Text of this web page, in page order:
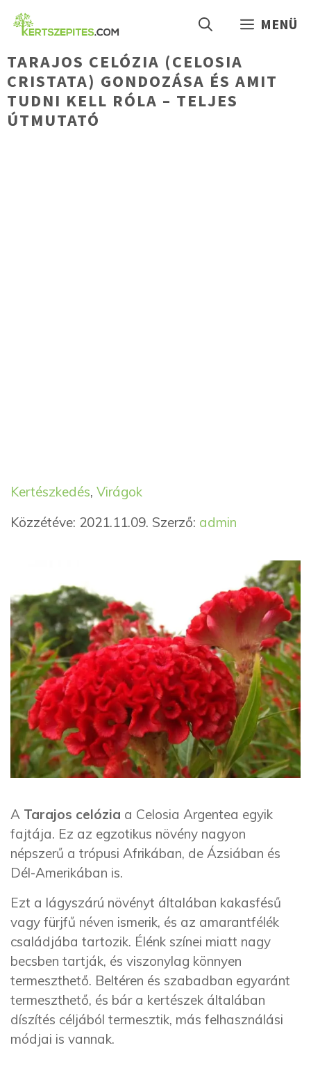
Kilépés
MENÜ
TARAJOS CELÓZIA (CELOSIA
CRISTATA) GONDOZÁSA ÉS AMIT
TUDNI KELL RÓLA – TELJES
ÚTMUTATÓ
Kategória
Kertészkedés, VirágokCímkék
Közzétéve: 2021.11.09. Szerző: admin
A Tarajos celózia a Celosia Argentea egyik
fajtája. Ez az egzotikus növény nagyon
népszerű a trópusi Afrikában, de Ázsiában és
Dél-Amerikában is.
Ezt a lágyszárú növényt általában kakasfésű
vagy fürjfű néven ismerik, és az amarantfélék
családjába tartozik. Élénk színei miatt nagy
becsben tartják, és viszonylag könnyen
termeszthető. Beltéren és szabadban egyaránt
termeszthető, és bár a kertészek általában
díszítés céljából termesztik, más felhasználási
módjai is vannak.